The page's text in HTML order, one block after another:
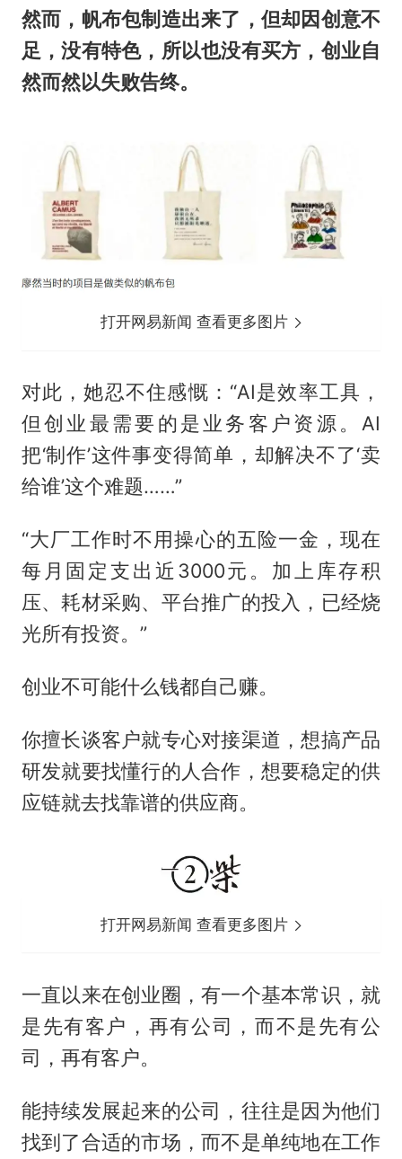
然而，帆布包制造出来了，但却因创意不
足，没有特色，所以也没有买方，创业自
然而然以失败告终。
打开网易新闻 查看更多图片
对此，她忍不住感慨：“AI是效率工具，
但创业最需要的是业务客户资源。AI
把‘制作’这件事变得简单，却解决不了‘卖
给谁’这个难题……”
“大厂工作时不用操心的五险一金，现在
每月固定支出近3000元。加上库存积
压、耗材采购、平台推广的投入，已经烧
光所有投资。”
创业不可能什么钱都自己赚。
你擅长谈客户就专心对接渠道，想搞产品
研发就要找懂行的人合作，想要稳定的供
应链就去找靠谱的供应商。
打开网易新闻 查看更多图片
一直以来在创业圈，有一个基本常识，就
是先有客户，再有公司，而不是先有公
司，再有客户。
能持续发展起来的公司，往往是因为他们
找到了合适的市场，而不是单纯地在工作